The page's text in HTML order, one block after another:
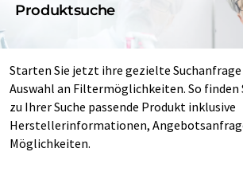
Produktsuche
Starten Sie jetzt ihre gezielte
Auswahl an Filtermöglichkeiten. So finden
zu Ihrer Suche passende Produkt inklusive
Herstellerinformationen,
Möglichkeiten.